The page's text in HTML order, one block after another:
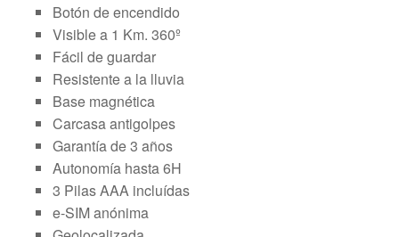
Botón de encendido
Visible a 1 Km. 360º
Fácil de guardar
Resistente a la lluvia
Base magnética
Carcasa antigolpes
Garantía de 3 años
Autonomía hasta 6H
3 Pilas AAA incluídas
e-SIM anónima